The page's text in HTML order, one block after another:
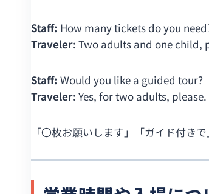
Staff: How many tickets do you
Traveler: Two adults and one child,
Staff: Would you like a guided tour?
Traveler: Yes, for two adults, please.
「〇枚お願いします」「ガイド付き